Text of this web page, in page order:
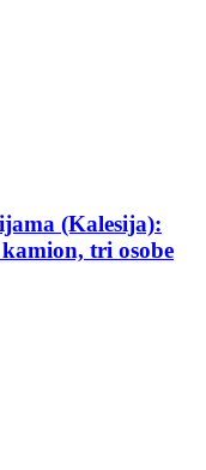
(Kalesija):
tri osobe